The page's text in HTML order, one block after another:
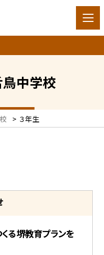
中学校
> ３年生
堺教育プランを